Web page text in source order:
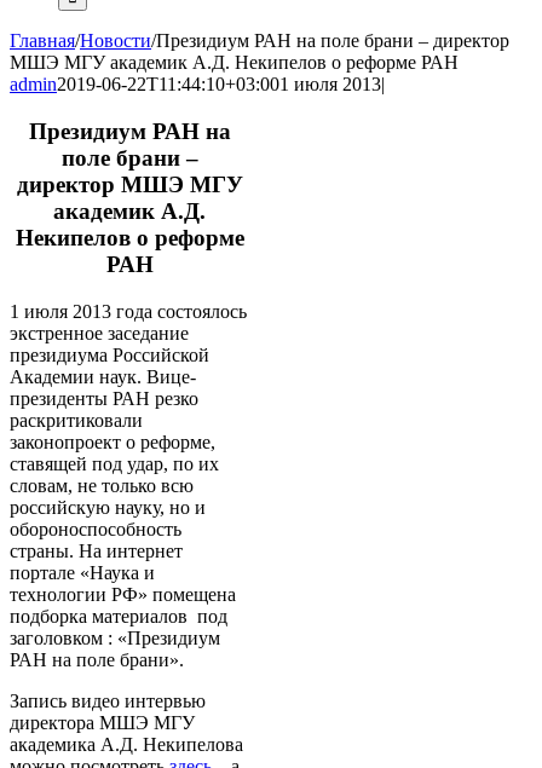
Главная/Новости/Президиум РАН на поле брани – директор
МШЭ МГУ академик А.Д. Некипелов о реформе РАН
admin2019-06-22T11:44:10+03:001 июля 2013|
Президиум РАН на
поле брани –
директор МШЭ МГУ
академик А.Д.
Некипелов о реформе
РАН
1 июля 2013 года состоялось
экстренное заседание
президиума Российской
Академии наук. Вице-
президенты РАН резко
раскритиковали
законопроект о реформе,
ставящей под удар, по их
словам, не только всю
российскую науку, но и
обороноспособность
страны. На интернет
портале «Наука и
технологии РФ» помещена
подборка материалов под
заголовком : «Президиум
РАН на поле брани».
Запись видео интервью
директора МШЭ МГУ
академика А.Д. Некипелова